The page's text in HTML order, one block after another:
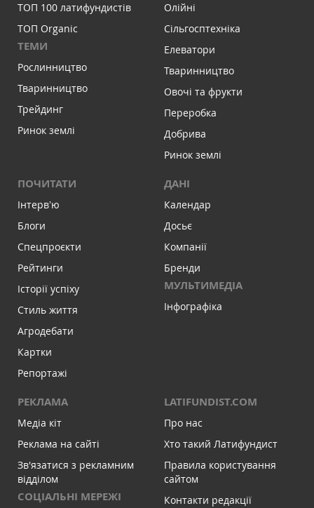
ТОП 100 латифундистів
ТОП Organic
ТЕМИ
Рослинництво
Тваринництво
Трейдинг
Ринок землі
Олійні
Сільгосптехніка
Елеватори
Тваринництво
Овочі та фрукти
Переробка
Добрива
Ринок землі
ПОЧИТАТИ
Інтервʼю
Блоги
Спецпроєкти
Рейтинги
Історії успіху
Стиль життя
Агродебати
Картки
Репортажі
ДАНІ
Календар
Досьє
Компанії
Бренди
МУЛЬТИМЕДІА
Інфографіка
РЕКЛАМА
Медіа кіт
Реклама на сайті
Зв'язатися з рекламним
відділом
СОЦІАЛЬНІ МЕРЕЖІ
LATIFUNDIST.COM
Про нас
Хто такий Латифундист
Правила користування
сайтом
Контакти редакції